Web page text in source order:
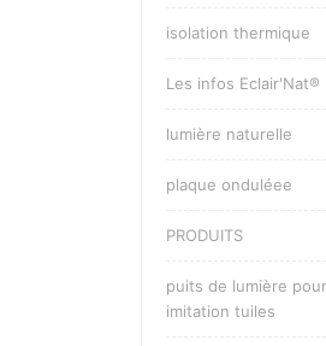
isolation thermique
Les infos Eclair'Nat®
lumière naturelle
plaque onduléee
PRODUITS
puits de lumière
imitation tuiles